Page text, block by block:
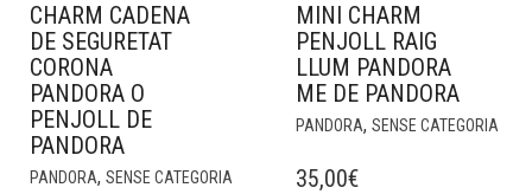
CHARM CADENA
DE SEGURETAT
CORONA
PANDORA O
PENJOLL DE
PANDORA
PANDORA, SENSE CATEGORIA
MINI CHARM
PENJOLL RAIG
LLUM PANDORA
ME DE PANDORA
PANDORA, SENSE CATEGORIA
35,00€